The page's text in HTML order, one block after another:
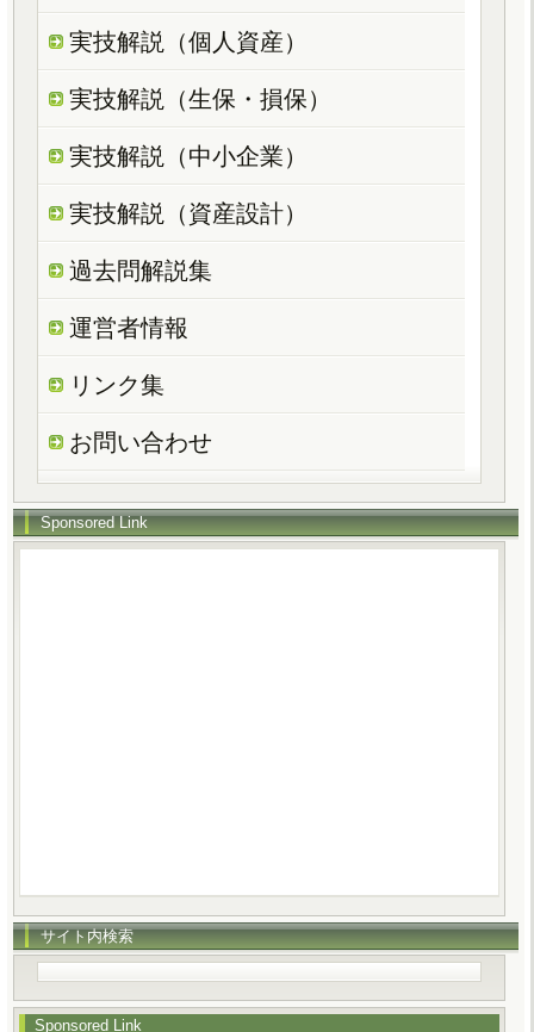
実技解説（個人資産）
実技解説（生保・損保）
実技解説（中小企業）
実技解説（資産設計）
過去問解説集
運営者情報
リンク集
お問い合わせ
Sponsored Link
サイト内検索
Sponsored Link